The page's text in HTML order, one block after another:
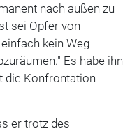
nach außen zu
sei Opfer von
kein Weg
Es habe ihn
die Konfrontation
er trotz des